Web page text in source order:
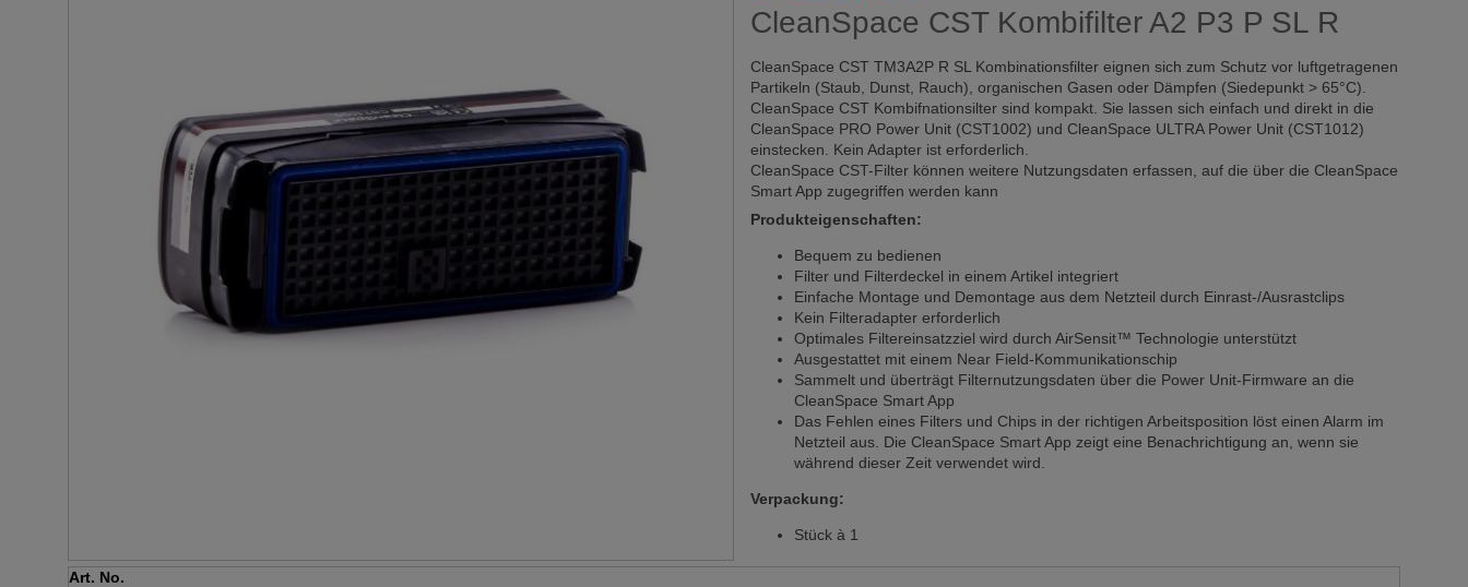
CleanSpace CST Kombifilter A2 P3 P SL R
CleanSpace CST TM3A2P R SL Kombinationsfilter eignen sich zum Schutz vor luftgetragenen
Partikeln (Staub, Dunst, Rauch), organischen Gasen oder Dämpfen (Siedepunkt > 65°C).
CleanSpace CST Kombifnationsilter sind kompakt. Sie lassen sich einfach und direkt in die
CleanSpace PRO Power Unit (CST1002) und CleanSpace ULTRA Power Unit (CST1012)
einstecken. Kein Adapter ist erforderlich.
CleanSpace CST-Filter können weitere Nutzungsdaten erfassen, auf die über die CleanSpace
Smart App zugegriffen werden kann
Produkteigenschaften:
Bequem zu bedienen
Filter und Filterdeckel in einem Artikel integriert
Einfache Montage und Demontage aus dem Netzteil durch Einrast-/Ausrastclips
Kein Filteradapter erforderlich
Optimales Filtereinsatzziel wird durch AirSensit™ Technologie unterstützt
Ausgestattet mit einem Near Field-Kommunikationschip
Sammelt und überträgt Filternutzungsdaten über die Power Unit-Firmware an die
CleanSpace Smart App
Das Fehlen eines Filters und Chips in der richtigen Arbeitsposition löst einen Alarm im
Netzteil aus. Die CleanSpace Smart App zeigt eine Benachrichtigung an, wenn sie
während dieser Zeit verwendet wird.
Verpackung:
Stück à 1
Art. No.